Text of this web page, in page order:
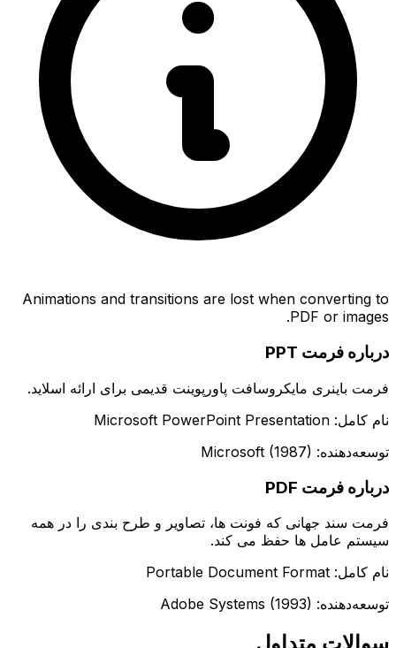
Animations and transitions are lost when converting to
PDF or images.
درباره فرمت PPT
فرمت باینری مایکروسافت پاورپوینت قدیمی برای ارائه اسلاید.
نام کامل: Microsoft PowerPoint Presentation
توسعه‌دهنده: Microsoft (1987)
درباره فرمت PDF
فرمت سند جهانی که فونت ها، تصاویر و طرح بندی را در همه
سیستم عامل ها حفظ می کند.
نام کامل: Portable Document Format
توسعه‌دهنده: Adobe Systems (1993)